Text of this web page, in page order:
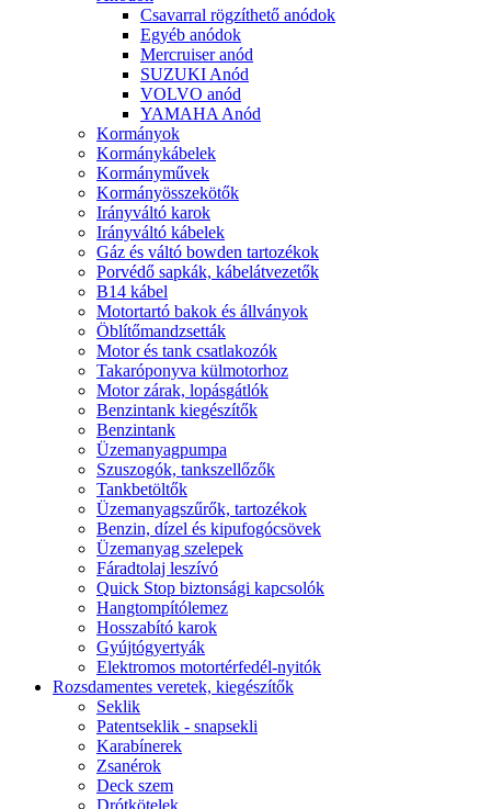
Csavarral rögzíthető anódok
Egyéb anódok
Mercruiser anód
SUZUKI Anód
VOLVO anód
YAMAHA Anód
Kormányok
Kormánykábelek
Kormányművek
Kormányösszekötők
Irányváltó karok
Irányváltó kábelek
Gáz és váltó bowden tartozékok
Porvédő sapkák, kábelátvezetők
B14 kábel
Motortartó bakok és állványok
Öblítőmandzsetták
Motor és tank csatlakozók
Takaróponyva külmotorhoz
Motor zárak, lopásgátlók
Benzintank kiegészítők
Benzintank
Üzemanyagpumpa
Szuszogók, tankszellőzők
Tankbetöltők
Üzemanyagszűrők, tartozékok
Benzin, dízel és kipufogócsövek
Üzemanyag szelepek
Fáradtolaj leszívó
Quick Stop biztonsági kapcsolók
Hangtompítólemez
Hosszabító karok
Gyújtógyertyák
Elektromos motortérfedél-nyitók
Rozsdamentes veretek, kiegészítők
Seklik
Patentseklik - snapsekli
Karabínerek
Zsanérok
Deck szem
Drótkötelek